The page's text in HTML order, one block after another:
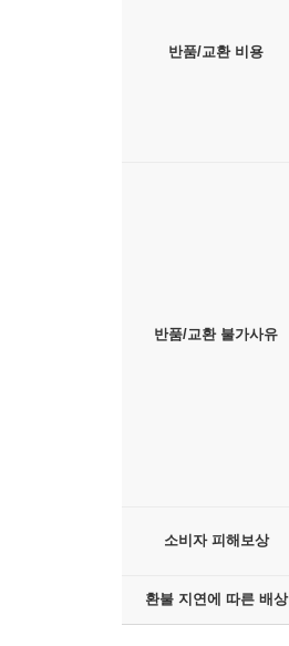
반품/교환 비용
반품/교환 불가사유
소비자 피해보상
환불 지연에 따른 배상